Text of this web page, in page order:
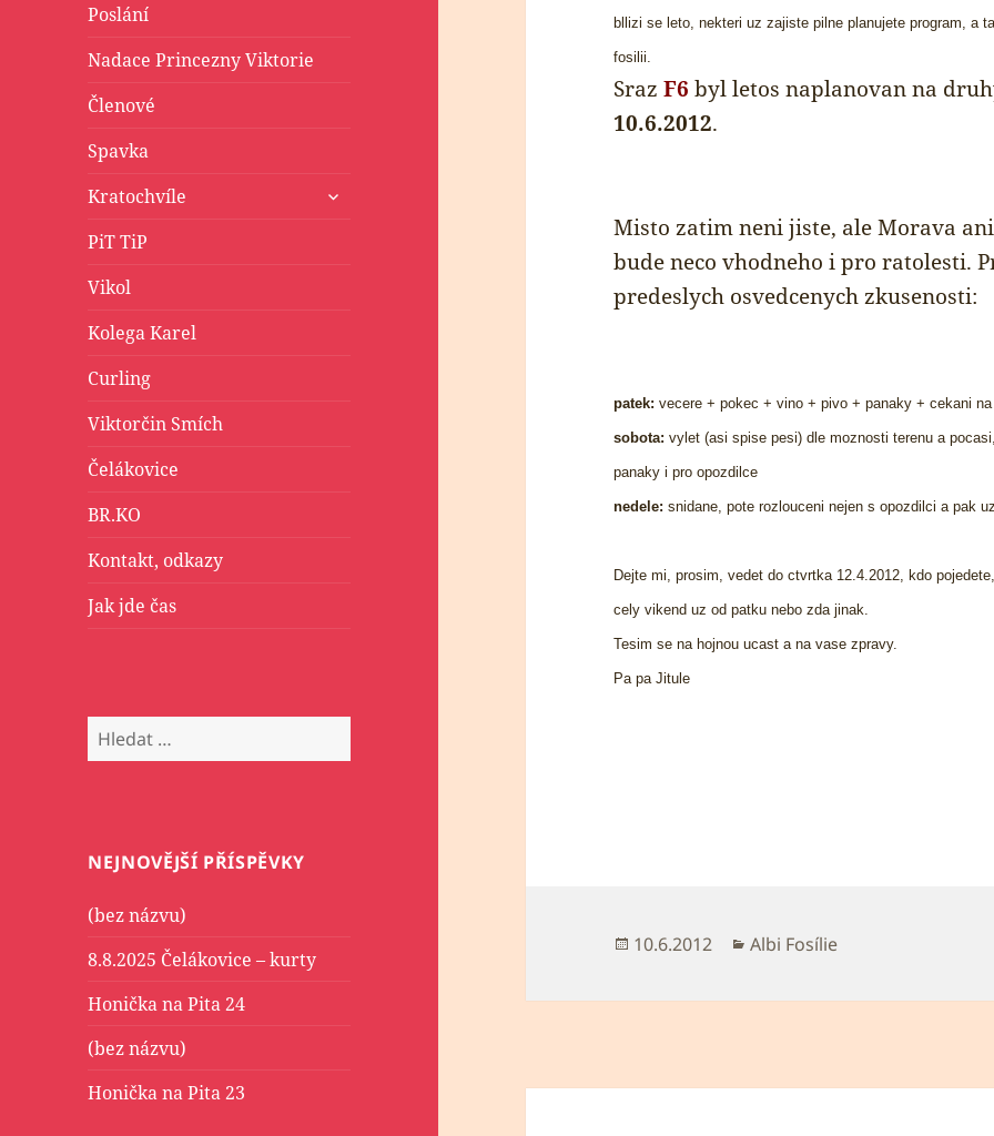
Poslání
Nadace Princezny Viktorie
Členové
Spavka
Kratochvíle
zobrazit
PiT TiP
Vikol
Kolega Karel
Curling
Viktorčin Smích
Čelákovice
BR.KO
Kontakt, odkazy
Jak jde čas
Vyhledávání
NEJNOVĚJŠÍ PŘÍSPĚVKY
(bez názvu)
8.8.2025 Čelákovice – kurty
Honička na Pita 24
(bez názvu)
Honička na Pita 23
bllizi se leto, nekteri uz zajiste pilne planujete program, a
fosilii.
SrazF6 byl letos naplanovan na
10.6.2012.
Misto zatim neni jiste, ale Morava
bude neco vhodneho i pro ratolesti.
predeslych osvedcenych zkusenosti:
patek: vecere + pokec + vino + pivo + panaky + cekani
sobota: vylet (asi spise pesi) dle moznosti terenu a
panaky i pro opozdilce
nedele: snidane, pote rozlouceni nejen s opozdilci a pak
Dejte mi, prosim, vedet do ctvrtka 12.4.2012, kdo
cely vikend uz od patku nebo zda jinak.
Tesim se na hojnou ucast a na vase zpravy.
Pa pa Jitule
Publikováno:
10.6.2012 Rubriky:
Albi Fosílie